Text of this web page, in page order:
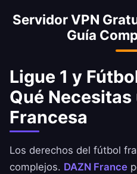
velocidad. La mayoría
experimentan una
perfecto para
extranjero. Transmite la
accede a la banca de
Agricole, mira TF1 y
Amazon.fr. Asegúrate
los términos de
Servidor VPN
Guía
Ligue 1 y
Qué Necesitas
Francesa
Los derechos del fútbol
complejos. DAZN France